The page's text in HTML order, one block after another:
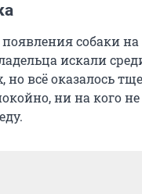
собаки
искали
но всё оказалось
ни на кого